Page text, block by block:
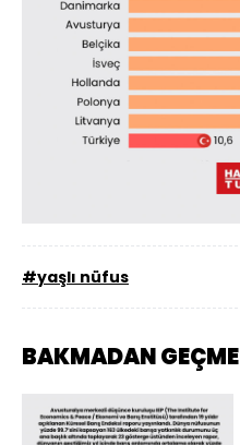
#yaşlı nüfus
BAKMADAN GEÇME